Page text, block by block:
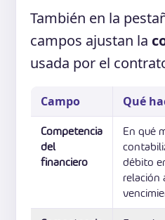
También en la
campos ajustan la
usada por el
Campo Qué
Competencia
del
financiero
En qué
débito
relación